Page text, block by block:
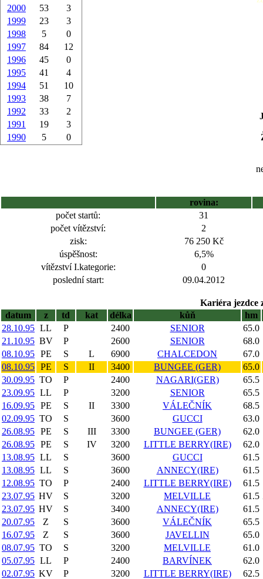
2000
53
3
1999
23
3
1998
5
0
1997
84
12
1996
45
0
1995
41
4
1994
51
10
1993
38
7
1992
33
2
1991
19
3
1990
5 0
rovina:
počet startů:
31
počet vítězství:
2
zisk:
76 250 Kč
úspěšnost:
6,5%
vítězství I.kategorie:
0
poslední start:
09.04.2012
Kariéra jezdce
datum
z td kat délka kůň
hm
28.10.95 LL P 2400 SENIOR
65.0
21.10.95 BV P 2600 SENIOR
68.0
08.10.95 PE S L 6900 CHALCEDON
67.0
08.10.95 PE S II 3400 BUNGEE (GER)
65.0
30.09.95 TO P 2400 NAGARI(GER)
65.5
23.09.95 LL P 3200 SENIOR
65.5
16.09.95 PE S II 3300 VÁLEČNÍK
68.5
02.09.95 TO S 3600 GUCCI
63.0
26.08.95 PE S III 3300 BUNGEE (GER)
62.0
26.08.95 PE S IV 3200 LITTLE BERRY(IRE)
62.0
13.08.95 LL S 3600 GUCCI
61.5
13.08.95 LL S 3600 ANNECY(IRE) 61.5
12.08.95 TO P 2400 LITTLE BERRY(IRE)
61.5
23.07.95 HV S 3200 MELVILLE 61.5
23.07.95 HV S 3400 ANNECY(IRE)
61.5
20.07.95
Z S 3600 VÁLEČNÍK
65.5
16.07.95
Z S 3600 JAVELLIN
65.0
08.07.95 TO S 3200 MELVILLE
61.0
05.07.95 LL P 2400 BARVÍNEK
62.0
02.07.95 KV P 3200 LITTLE BERRY(IRE)
62.5